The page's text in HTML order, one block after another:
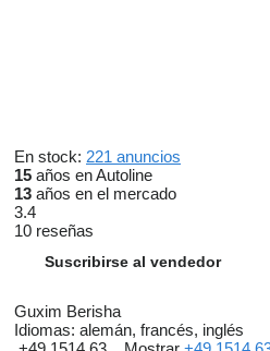
En stock: 221 anuncios
15 años en Autoline
13 años en el mercado
3.4
10 reseñas
Suscribirse al vendedor
Guxim Berisha
Idiomas: alemán, francés, inglés